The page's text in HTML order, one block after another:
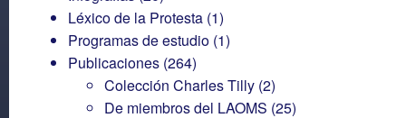
Léxico de la Protesta (1)
Programas de estudio (1)
Publicaciones (264)
Colección Charles Tilly (2)
De miembros del LAOMS (25)